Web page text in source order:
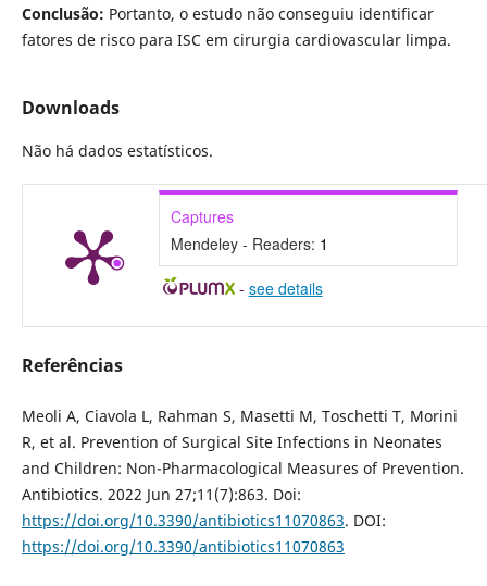
Conclusão: Portanto, o estudo não conseguiu identificar
fatores de risco para ISC em cirurgia cardiovascular limpa.
Downloads
Não há dados estatísticos.
Captures
Mendeley - Readers: 1
- see details
Referências
Meoli A, Ciavola L, Rahman S, Masetti M, Toschetti T, Morini
R, et al. Prevention of Surgical Site Infections in Neonates
and Children: Non-Pharmacological Measures of Prevention.
Antibiotics. 2022 Jun 27;11(7):863. Doi:
https://doi.org/10.3390/antibiotics11070863. DOI:
https://doi.org/10.3390/antibiotics11070863